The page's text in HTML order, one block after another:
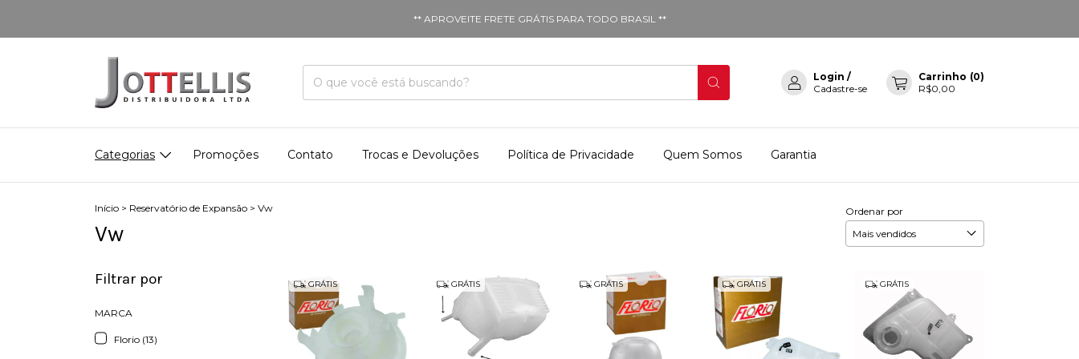
** APROVEITE FRETE GRÁTIS PARA TODO BRASIL **
Login /
Cadastre-se
Carrinho (0)
R$0,00
Categorias Promoções Contato Trocas e Devoluções Política de Privacidade Quem Somos Garantia
Início > Reservatório de Expansão > Vw
Vw
Ordenar por
Filtrar por
MARCA
Florio (13)
GRÁTIS GRÁTIS GRÁTIS GRÁTIS GRÁTIS